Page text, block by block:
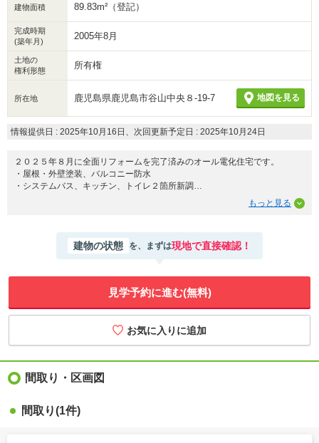
建物面積 89.83m²（登記）
完成時期
(築年月)
2005年8月
土地の
権利形態
所有権
所在地 鹿児島県鹿児島市谷山中央８-19-7 地図を見る
情報提供日 : 2025年10月16日、次回更新予定日 : 2025年10月24日
２０２５年８月に全面リフォームを完了済みのオール電化住宅です。
・屋根・外壁塗装、バルコニー防水
・システムバス、キッチン、トイレ２箇所新調
谷山小学校まで徒歩約１０分（約７７０ｍ）、谷山中学校まで徒歩２分（約
前面道路も６ｍと広く見通しも良いお薦め物件です。
建物の状態 を、まずは現地で直接確認！
見学予約に進む(無料)
間取り・区画図
間取り(1件)